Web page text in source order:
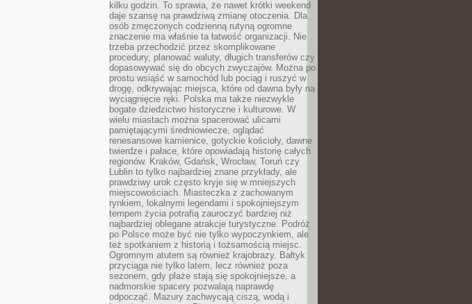
kilku godzin. To sprawia, że nawet krótki weekend
daje szansę na prawdziwą zmianę otoczenia. Dla
osób zmęczonych codzienną rutyną ogromne
znaczenie ma właśnie ta łatwość organizacji. Nie
trzeba przechodzić przez skomplikowane
procedury, planować waluty, długich transferów czy
dopasowywać się do obcych zwyczajów. Można po
prostu wsiąść w samochód lub pociąg i ruszyć w
drogę, odkrywając miejsca, które od dawna były na
wyciągnięcie ręki. Polska ma także niezwykle
bogate dziedzictwo historyczne i kulturowe. W
wielu miastach można spacerować ulicami
pamiętającymi średniowiecze, oglądać
renesansowe kamienice, gotyckie kościoły, dawne
twierdze i pałace, które opowiadają historię całych
regionów. Kraków, Gdańsk, Wrocław, Toruń czy
Lublin to tylko najbardziej znane przykłady, ale
prawdziwy urok często kryje się w mniejszych
miejscowościach. Miasteczka z zachowanym
rynkiem, lokalnymi legendami i spokojniejszym
tempem życia potrafią zauroczyć bardziej niż
najbardziej oblegane atrakcje turystyczne. Podróż
po Polsce może być nie tylko wypoczynkiem, ale
też spotkaniem z historią i tożsamością miejsc.
Ogromnym atutem są również krajobrazy. Bałtyk
przyciąga nie tylko latem, lecz również poza
sezonem, gdy plaże stają się spokojniejsze, a
nadmorskie spacery pozwalają naprawdę
odpocząć. Mazury zachwycają ciszą, wodą i